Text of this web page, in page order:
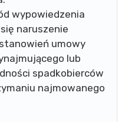
wypowiedzenia
naruszenie
umowy
lub
spadkobierców
najmowanego